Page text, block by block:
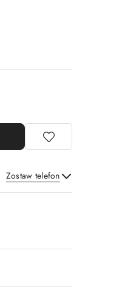
Zostaw telefon
Wyślij